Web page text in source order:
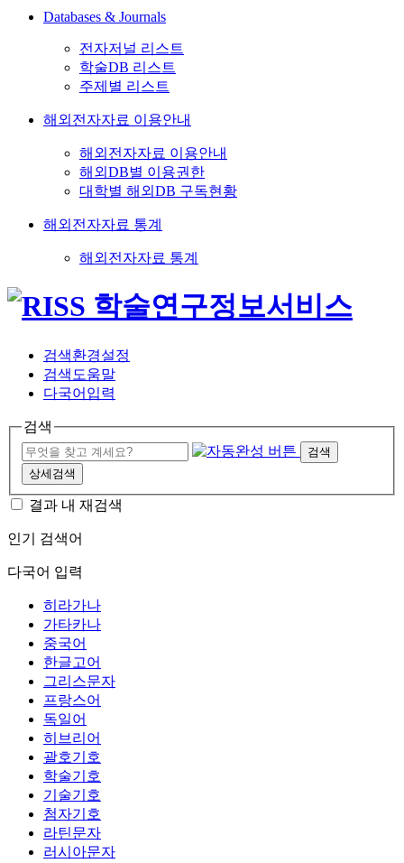
Databases & Journals
전자저널 리스트
학술DB 리스트
주제별 리스트
해외전자자료 이용안내
해외전자자료 이용안내
해외DB별 이용권한
대학별 해외DB 구독현황
해외전자자료 통계
해외전자자료 통계
검색환경설정
검색도움말
다국어입력
검색
검색
상세검색
결과 내 재검색
인기 검색어
다국어 입력
히라가나
가타카나
중국어
한글고어
그리스문자
프랑스어
독일어
히브리어
괄호기호
학술기호
기술기호
첨자기호
라틴문자
러시아문자